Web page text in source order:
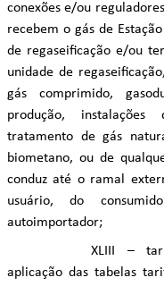
conexões e/ou
recebem o gás de
de regaseificação e/ou
unidade de
gás comprimido,
produção, instalações
tratamento de gás
biometano, ou de
conduz até o ramal
usuário, do
autoimportador;
XLIII –
aplicação das tabelas